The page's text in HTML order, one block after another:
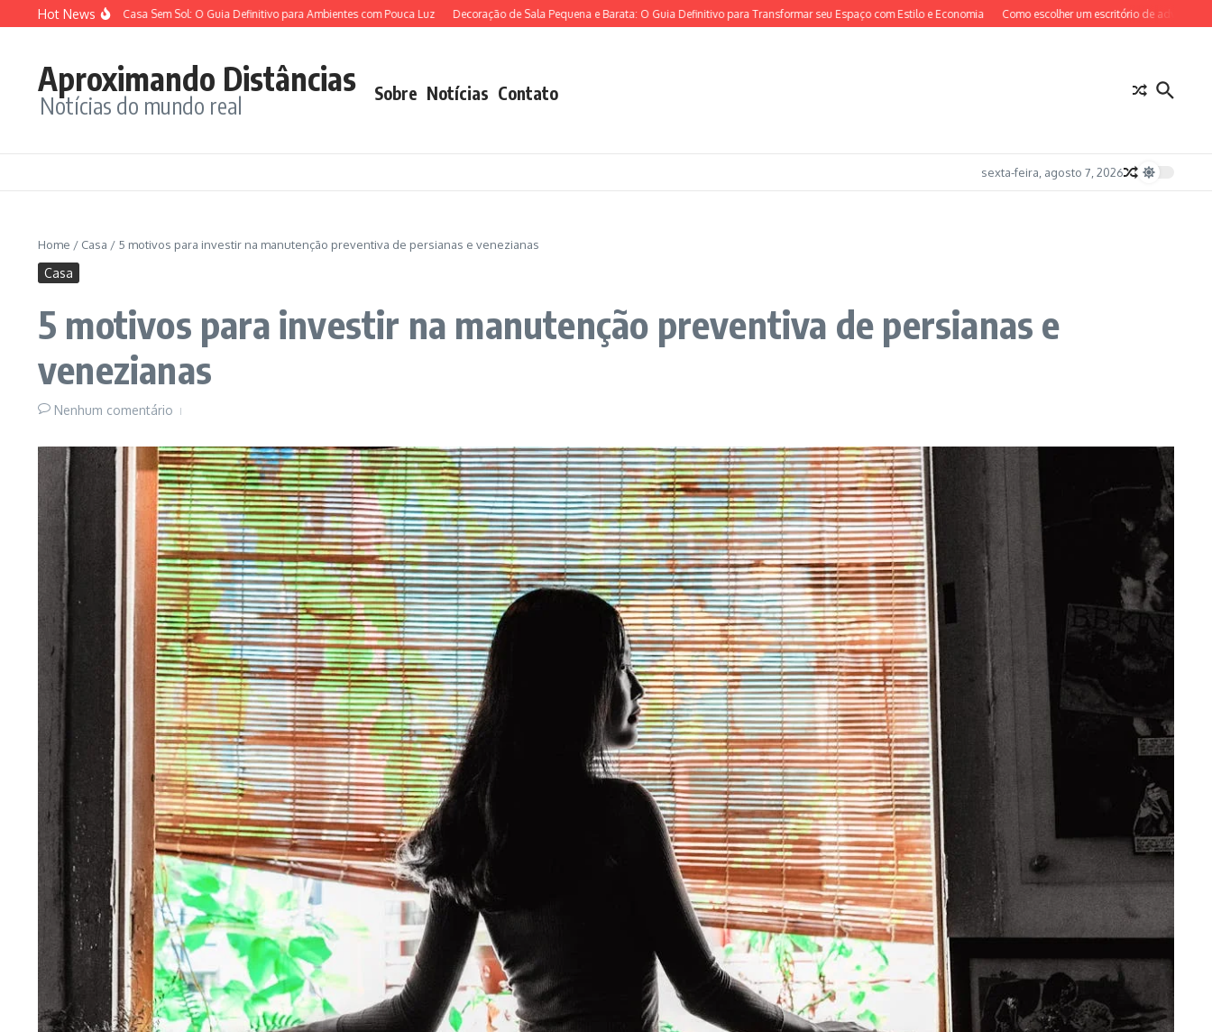
Ir para o conteúdo
Hot News
Dentro de Casa Sem Sol: O Guia Definitivo para Ambientes com Pouca Luz Decoração de Sala Pequena e Barata: O Guia Definitivo para Transformar seu Espaço com Estilo e Economia Como escolher um escritório de advocacia em São
Aproximando Distâncias
Notícias do mundo real Sobre Notícias Contato
sexta-feira, agosto 7, 2026
Home / Casa / 5 motivos para investir na manutenção preventiva de persianas e venezianas
Casa
5 motivos para investir na manutenção preventiva de persianas e
venezianas
Nenhum comentário